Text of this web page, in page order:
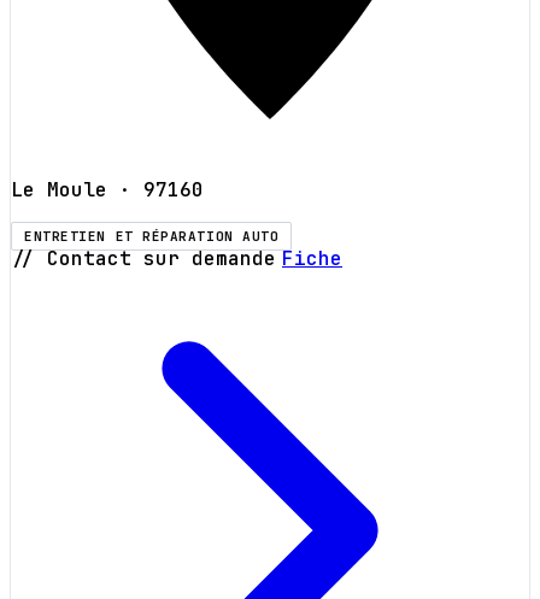
Le Moule · 97160
ENTRETIEN ET RÉPARATION AUTO
// Contact sur demande Fiche